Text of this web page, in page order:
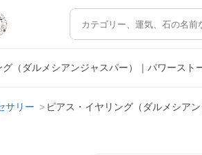
グ（ダルメシアンジャスパー）｜パワース
サリー ピアス・イヤリング（ダルメシアン